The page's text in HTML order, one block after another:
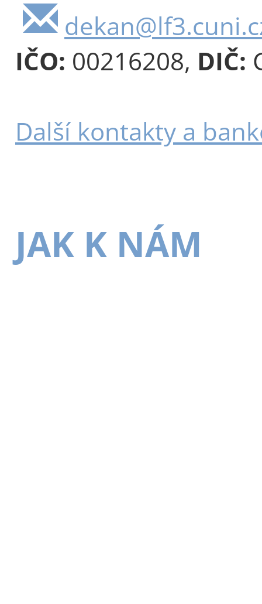
IČO: 00216208, DIČ:
Další kontakty a
JAK K NÁM